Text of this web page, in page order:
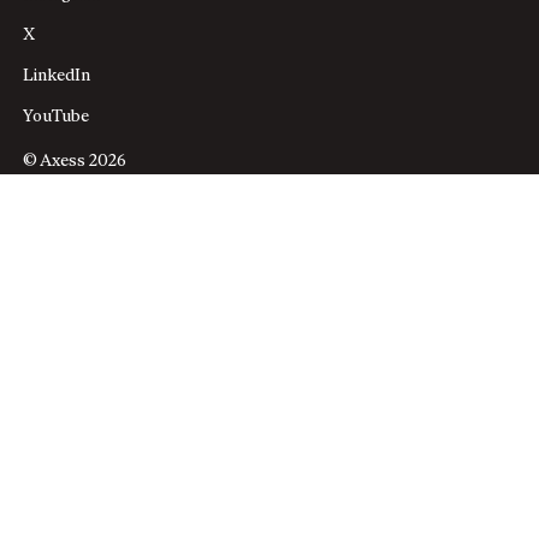
X
LinkedIn
YouTube
© Axess 2026